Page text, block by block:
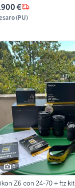
€
(PU)
6
Z6 con 24-70 + ftz kit